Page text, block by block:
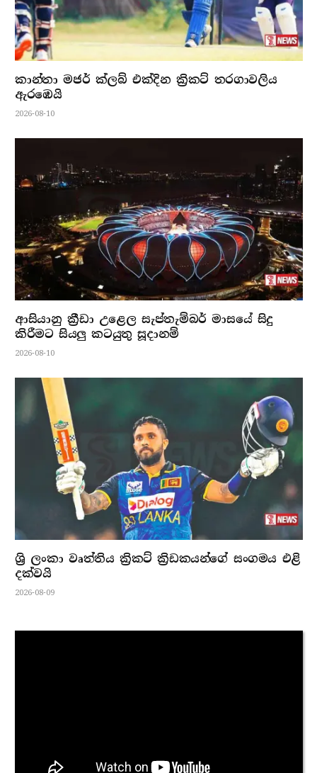
කාන්තා මජර් ක්ලබ් එක්දින ක්‍රිකට් තරගාවලිය
ඇරඹෙයි
2026-08-10
ආසියානු ක්‍රීඩා උළෙල සැප්තැම්බර් මාසයේ සිදු
කිරීමට සියලු කටයුතු සූදානම්
2026-08-10
ශ්‍රි ලංකා වෘත්තිය ක්‍රිකට් ක්‍රිඩකයන්ගේ සංගමය එළි
දක්වයි
2026-08-09